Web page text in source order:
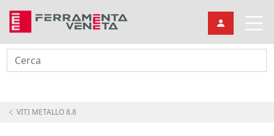
Cerca
VITI METALLO 8.8